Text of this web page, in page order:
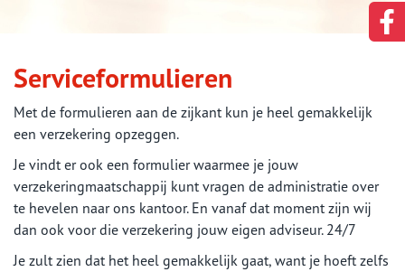
Serviceformulieren
Met de formulieren aan de zijkant kun je heel gemakkelijk
een verzekering opzeggen.
Je vindt er ook een formulier waarmee je jouw
verzekeringmaatschappij kunt vragen de administratie over
te hevelen naar ons kantoor. En vanaf dat moment zijn wij
dan ook voor die verzekering jouw eigen adviseur. 24/7
Je zult zien dat het heel gemakkelijk gaat, want je hoeft zelfs